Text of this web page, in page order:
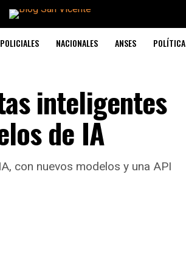
POLICIALES NACIONALES ANSES POLÍTICA
inteligentes
de IA
con nuevos modelos y una API